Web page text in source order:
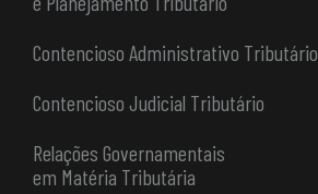
Contencioso Administrativo Tributário
Contencioso Judicial Tributário
Relações Governamentais
em Matéria Tributária